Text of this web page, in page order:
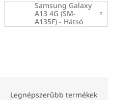
Samsung Galaxy
A13 4G (SM-
A135F) - Hátsó
borítók
Legnépszerűbb termékek